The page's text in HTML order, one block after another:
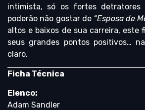
intimista, só os fortes detratores
poderão não gostar de “Esposa de
altos e baixos de sua carreira, este
seus grandes pontos positivos…
claro.
Ficha Técnica
Elenco:
Adam Sandler